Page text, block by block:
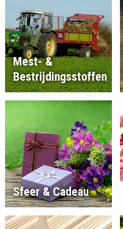
Mest- &
Bestrijdingsstoffen
Sfeer & Cadeau